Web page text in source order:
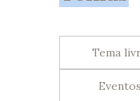
Tema
Eventos